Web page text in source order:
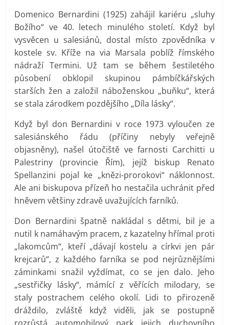
Domenico Bernardini (1925) zahájil kariéru „sluhy
Božího“ ve 40. letech minulého století. Když byl
vysvěcen u salesiánů, dostal místo zpovědníka v
kostele sv. Kříže na via Marsala poblíž římského
nádraží Termini. Už tam se během šestiletého
působení obklopil skupinou pámbíčkářských
starších žen a založil náboženskou „buňku“, která
se stala zárodkem pozdějšího „Díla lásky“.
Když byl don Bernardini v roce 1973 vyloučen ze
salesiánského řádu (příčiny nebyly veřejně
objasněny), našel útočiště ve farnosti Carchitti u
Palestriny (provincie Řím), jejíž biskup Renato
Spellanzini pojal ke „knězi-prorokovi“ náklonnost.
Ale ani biskupova přízeň ho nestačila uchránit před
hněvem většiny zdravě uvažujících farníků.
Don Bernardini špatně nakládal s dětmi, bil je a
nutil k namáhavým pracem, z kazatelny hřímal proti
„lakomcům“, kteří „dávají kostelu a církvi jen pár
krejcarů“, z každého farníka se pod nejrůznějšími
záminkami snažil vyždímat, co se jen dalo. Jeho
„sestřičky lásky“, mámící z věřících milodary, se
staly postrachem celého okolí. Lidi to přirozeně
dráždilo, zvláště když viděli, jak se postupně